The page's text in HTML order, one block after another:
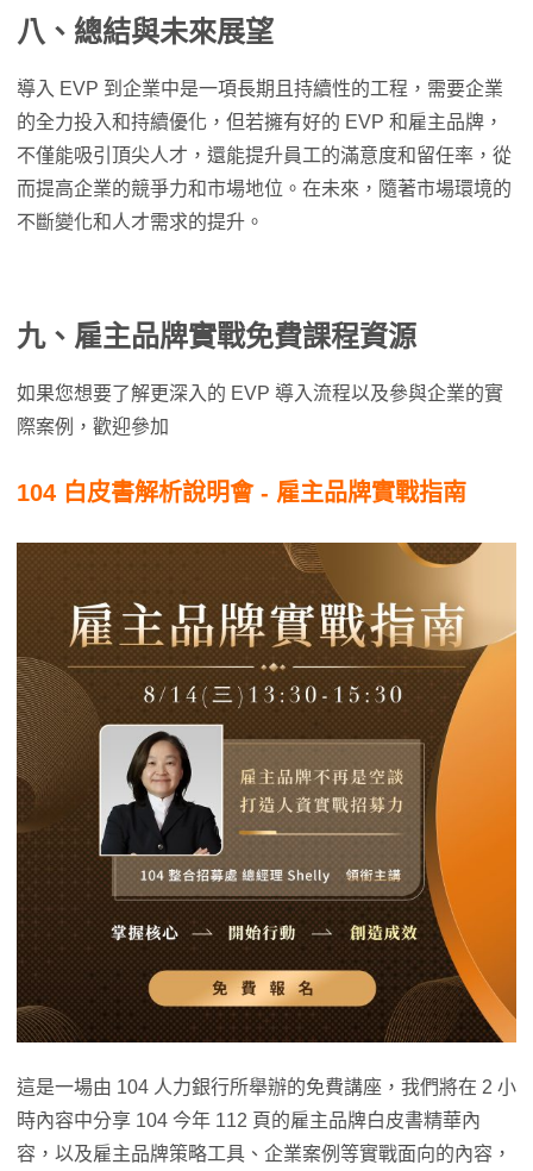
八、總結與未來展望
導入 EVP 到企業中是一項長期且持續性的工程，需要企業
的全力投入和持續優化，但若擁有好的 EVP 和雇主品牌，
不僅能吸引頂尖人才，還能提升員工的滿意度和留任率，從
而提高企業的競爭力和市場地位。在未來，隨著市場環境的
不斷變化和人才需求的提升。
九、雇主品牌實戰免費課程資源
如果您想要了解更深入的 EVP 導入流程以及參與企業的實
際案例，歡迎參加
104 白皮書解析說明會 - 雇主品牌實戰指南
這是一場由 104 人力銀行所舉辦的免費講座，我們將在 2 小
時內容中分享 104 今年 112 頁的雇主品牌白皮書精華內
容，以及雇主品牌策略工具、企業案例等實戰面向的內容，